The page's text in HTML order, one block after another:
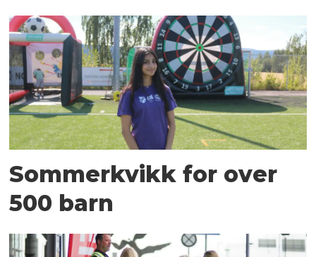
Sommerkvikk for over
500 barn